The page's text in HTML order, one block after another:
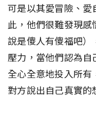
可是以其愛冒險、愛
此，他們很難發現
說是傻人有傻福吧）
壓力，當他們認為
全心全意地投入所
對方說出自己真實的